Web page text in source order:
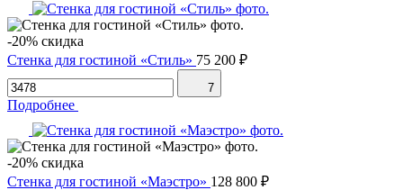
-20% скидка
Стенка для гостиной «Стиль» 75 200 ₽
7
Подробнее
-20% скидка
Стенка для гостиной «Маэстро» 128 800 ₽